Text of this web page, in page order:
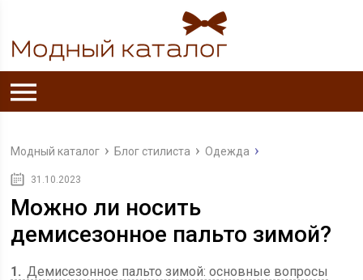
Модный каталог Блог стилиста Одежда
31.10.2023
Можно ли носить
демисезонное пальто зимой?
1
Демисезонное пальто зимой: основные вопросы